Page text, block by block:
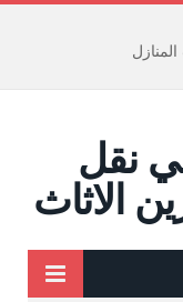
نقل
الاثاث